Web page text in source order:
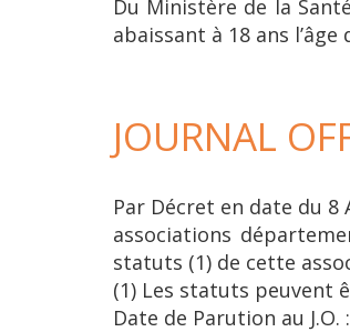
Du Ministère de la
abaissant à 18 ans
JOURNAL
Par Décret en date du
associations
statuts (1) de cette
(1) Les statuts peuvent
Date de Parution au J.O.